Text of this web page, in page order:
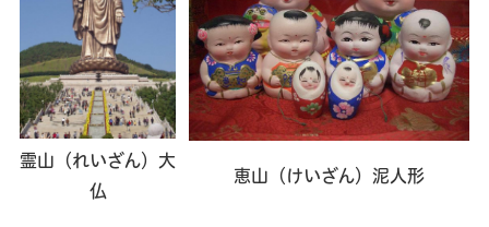
霊山（れいざん）大
仏
恵山（けいざん）泥人形